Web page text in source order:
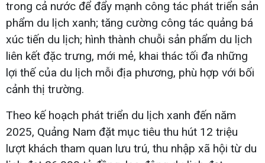
trong cả nước để đẩy mạnh công tác phát triển sản
phẩm du lịch xanh; tăng cường công tác quảng bá
xúc tiến du lịch; hình thành chuỗi sản phẩm du lịch
liên kết đặc trưng, mới mẻ, khai thác tối đa những
lợi thế của du lịch mỗi địa phương, phù hợp với bối
cảnh thị trường.
Theo kế hoạch phát triển du lịch xanh đến năm
2025, Quảng Nam đặt mục tiêu thu hút 12 triệu
lượt khách tham quan lưu trú, thu nhập xã hội từ du